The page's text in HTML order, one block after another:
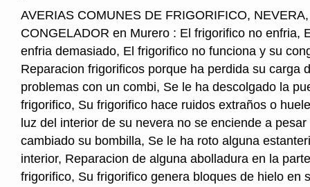
AVERIAS COMUNES DE FRIGORIFICO,
CONGELADOR en Murero : El frigorifico no enfria,
enfria demasiado, El frigorifico no funciona y su
Reparacion frigorificos porque ha perdida su carga
problemas con un combi, Se le ha descolgado la
frigorifico, Su frigorifico hace ruidos extraños o
luz del interior de su nevera no se enciende a
cambiado su bombilla, Se le ha roto alguna
interior, Reparacion de alguna abolladura en la
frigorifico, Su frigorifico genera bloques de hielo en